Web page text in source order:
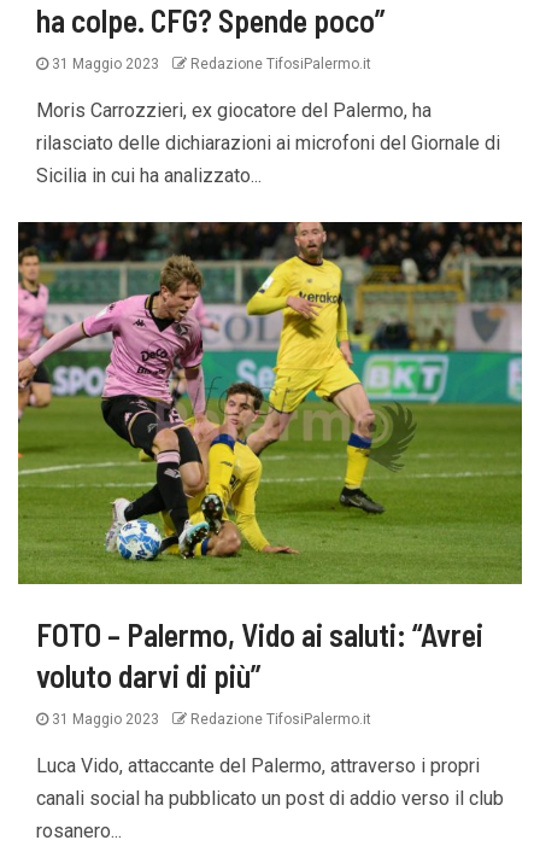
ha colpe. CFG? Spende poco”
31 Maggio 2023 Redazione TifosiPalermo.it
Moris Carrozzieri, ex giocatore del Palermo, ha
rilasciato delle dichiarazioni ai microfoni del Giornale di
Sicilia in cui ha analizzato...
FOTO – Palermo, Vido ai saluti: “Avrei
voluto darvi di più”
31 Maggio 2023 Redazione TifosiPalermo.it
Luca Vido, attaccante del Palermo, attraverso i propri
canali social ha pubblicato un post di addio verso il club
rosanero...